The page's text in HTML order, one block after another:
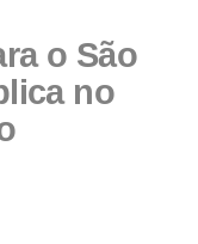
o São
no